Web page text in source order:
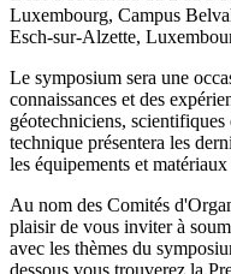
Luxembourg, Campus
Esch-sur-Alzette,
Le symposium sera une
connaissances et des
géotechniciens,
technique présentera les
les équipements et
Au nom des Comités
plaisir de vous inviter à
avec les thèmes du
dessous vous trouverez la